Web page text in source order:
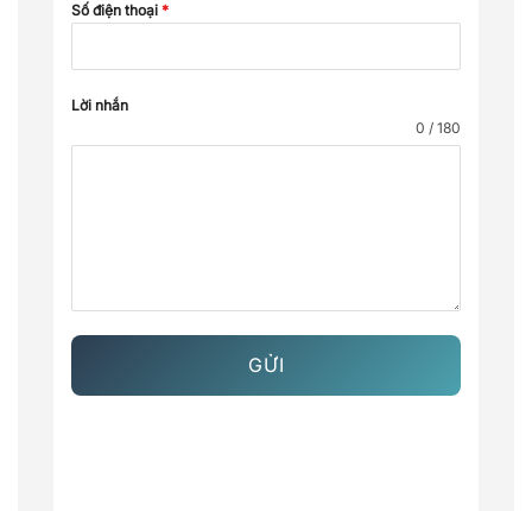
Số điện thoại *
Lời nhắn
0 / 180
GỬI